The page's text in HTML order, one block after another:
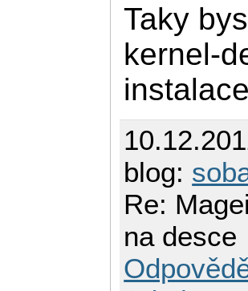
Taky
kernel-
blog:
Re:
na desce